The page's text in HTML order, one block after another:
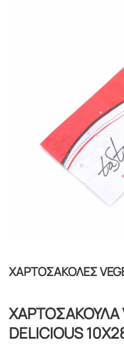
ΧΑΡΤΟΣΑΚΟΛΕΣ
ΧΑΡΤΟΣΑΚΟΥΛΑ
DELICIOUS